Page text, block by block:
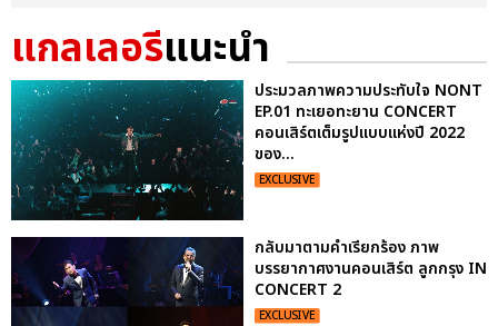
แกลเลอรีแนะนำ
ประมวลภาพความประทับใจ NONT
EP.01 ทะเยอทะยาน CONCERT
คอนเสิร์ตเต็มรูปแบบแห่งปี 2022
ของ...
EXCLUSIVE
กลับมาตามคำเรียกร้อง ภาพ
บรรยากาศงานคอนเสิร์ต ลูกกรุง IN
CONCERT 2
EXCLUSIVE